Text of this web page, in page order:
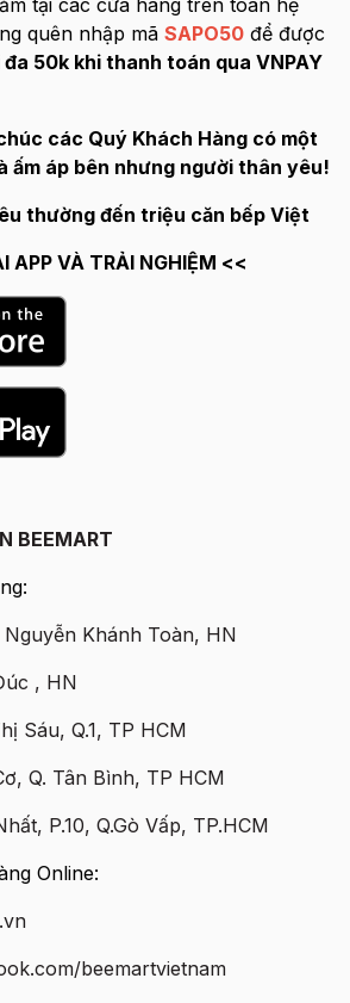
tại các cửa hàng trên toàn hệ
quên nhập mã SAPO50 để được
50k khi thanh toán qua VNPAY
các Quý Khách Hàng có một
ấm áp bên nhưng người thân yêu!
thường đến triệu căn bếp Việt
APP VÀ TRẢI NGHIỆM <<
BEEMART
Khánh Toàn, HN
, HN
Sáu, Q.1, TP HCM
Q. Tân Bình, TP HCM
P.10, Q.Gò Vấp, TP.HCM
Online:
beemartvietnam